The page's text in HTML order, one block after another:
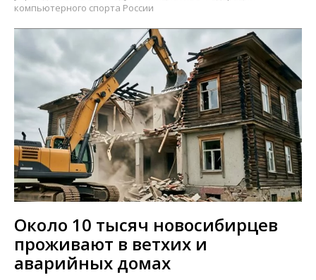
компьютерного спорта России
Около 10 тысяч новосибирцев
проживают в ветхих и
аварийных домах